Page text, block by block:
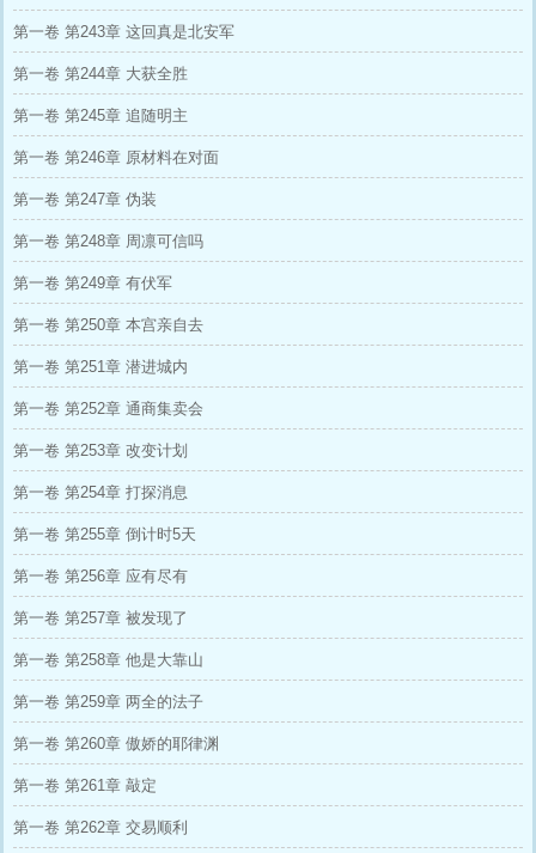
第一卷 第243章 这回真是北安军
第一卷 第244章 大获全胜
第一卷 第245章 追随明主
第一卷 第246章 原材料在对面
第一卷 第247章 伪装
第一卷 第248章 周凛可信吗
第一卷 第249章 有伏军
第一卷 第250章 本宫亲自去
第一卷 第251章 潜进城内
第一卷 第252章 通商集卖会
第一卷 第253章 改变计划
第一卷 第254章 打探消息
第一卷 第255章 倒计时5天
第一卷 第256章 应有尽有
第一卷 第257章 被发现了
第一卷 第258章 他是大靠山
第一卷 第259章 两全的法子
第一卷 第260章 傲娇的耶律渊
第一卷 第261章 敲定
第一卷 第262章 交易顺利